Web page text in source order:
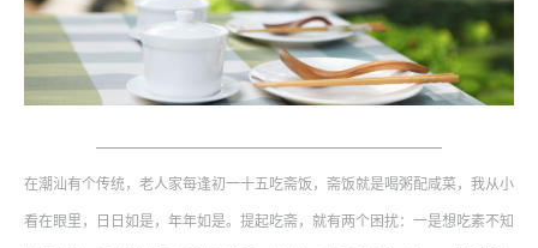
——————————————————
在潮汕有个传统，老人家每逢初一十五吃斋饭，斋饭就是喝粥配咸菜，我从小
看在眼里，日日如是，年年如是。提起吃斋，就有两个困扰：一是想吃素不知